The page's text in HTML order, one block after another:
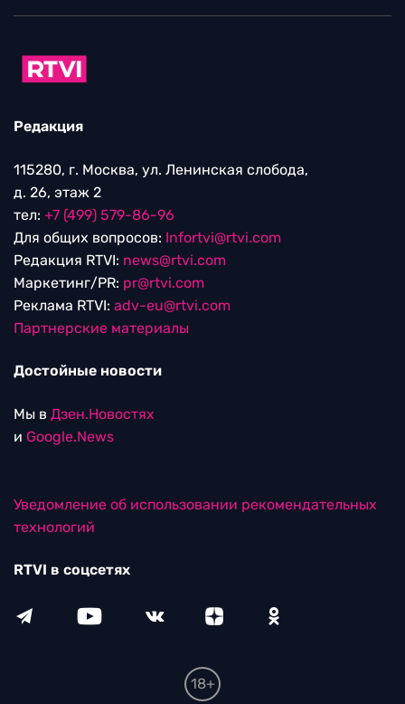
Редакция
115280, г. Москва, ул. Ленинская слобода,
д. 26, этаж 2
тел: +7 (499) 579-86-96
Для общих вопросов: Infortvi@rtvi.com
Редакция RTVI: news@rtvi.com
Маркетинг/PR: pr@rtvi.com
Реклама RTVI: adv-eu@rtvi.com
Партнерские материалы
Достойные новости
Мы в Дзен.Новостях
и Google.News
Уведомление об использовании рекомендательных
технологий
RTVI в соцсетях
18+